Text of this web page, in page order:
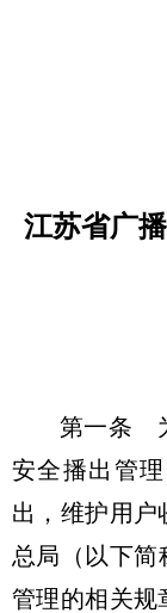
江苏省广
第一条
安全播出管
出，维护用户
总局（以下简
管理的相关规